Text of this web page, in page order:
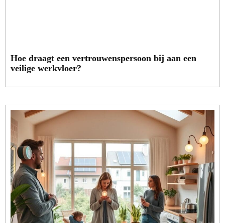
Hoe draagt een vertrouwenspersoon bij aan een
veilige werkvloer?